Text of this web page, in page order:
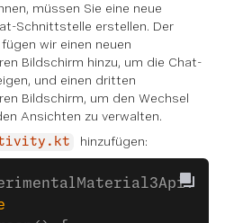
müssen Sie eine neue
Schnittstelle erstellen. Der
wir einen neuen
Bildschirm hinzu, um die Chat-
und einen dritten
Bildschirm, um den Wechsel
Ansichten zu verwalten.
hinzufügen: